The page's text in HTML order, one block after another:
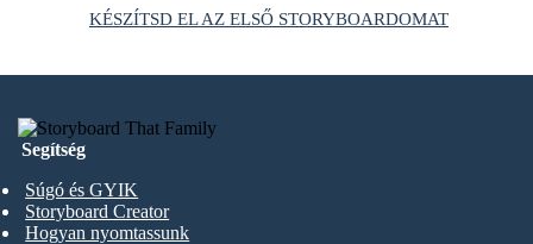
KÉSZÍTSD EL AZ ELSŐ STORYBOARDOMAT
Segítség
Súgó és GYIK
Storyboard Creator
Hogyan nyomtassunk